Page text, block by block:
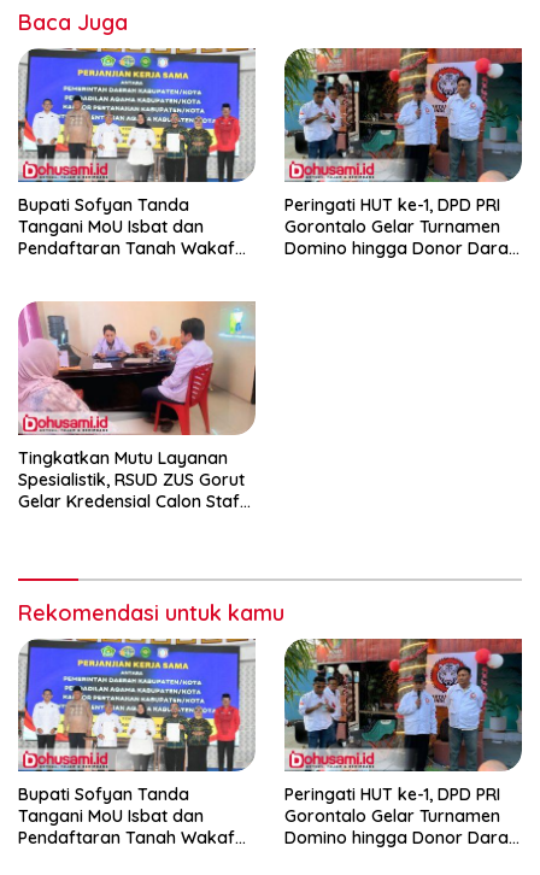
Baca Juga
Bupati Sofyan Tanda
Tangani MoU Isbat dan
Pendaftaran Tanah Wakaf
Peringati HUT ke-1, DPD PRI
Gorontalo Gelar Turnamen
Domino hingga Donor Darah
Tingkatkan Mutu Layanan
Spesialistik, RSUD ZUS Gorut
Gelar Kredensial Calon Staf
Rekomendasi untuk kamu
Bupati Sofyan Tanda
Tangani MoU Isbat dan
Pendaftaran Tanah Wakaf
Peringati HUT ke-1, DPD PRI
Gorontalo Gelar Turnamen
Domino hingga Donor Darah